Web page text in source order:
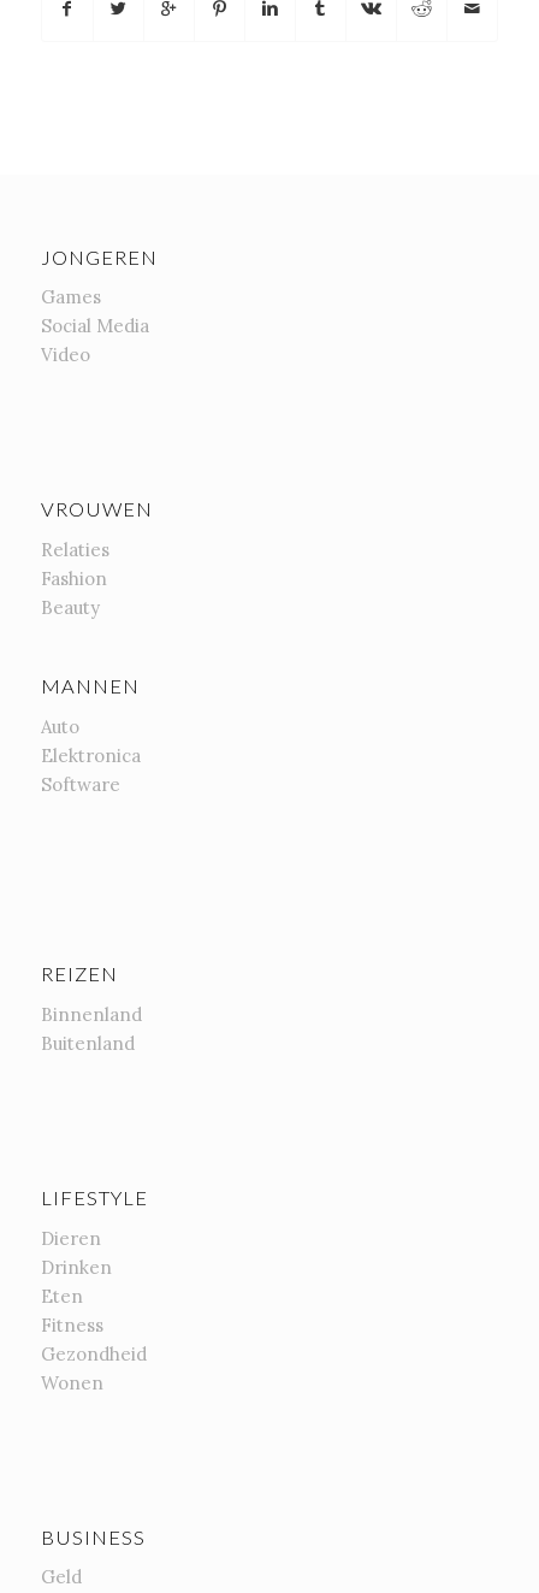
JONGEREN
Games
Social Media
Video
VROUWEN
Relaties
Fashion
Beauty
MANNEN
Auto
Elektronica
Software
REIZEN
Binnenland
Buitenland
LIFESTYLE
Dieren
Drinken
Eten
Fitness
Gezondheid
Wonen
BUSINESS
Geld